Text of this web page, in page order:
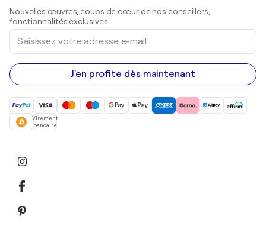
Peintures acryliques
Nouvelles œuvres, coups de cœur de nos conseillers,
fonctionnalités exclusives.
Saisissez
votre
adresse
e-
mail
J'en profite dès maintenant
Virement
bancaire